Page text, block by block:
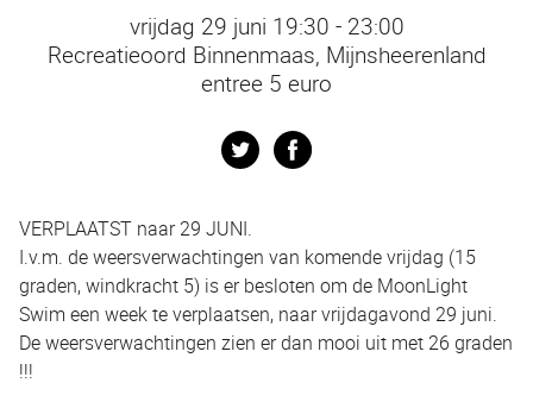
vrijdag 29 juni 19:30 - 23:00
Recreatieoord Binnenmaas, Mijnsheerenland
entree 5 euro
Twitter
VERPLAATST naar 29 JUNI.
I.v.m. de weersverwachtingen van komende vrijdag (15
graden, windkracht 5) is er besloten om de MoonLight
Swim een week te verplaatsen, naar vrijdagavond 29 juni.
De weersverwachtingen zien er dan mooi uit met 26 graden
!!!